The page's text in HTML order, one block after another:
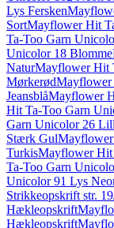
Lys Fersken
SortMayflower Hit
Ta-Too Garn
Unicolor 18 Blomme
NaturMayflower Hit
MørkerødMayflower
JeansblåMayflower
Hit Ta-Too Garn
Garn Unicolor 26
Stærk Gul
TurkisMayflower Hit
Ta-Too Garn
Unicolor 91 Lys
Strikkeopskrift str.
Hækleopskrift
Hækleopskrift